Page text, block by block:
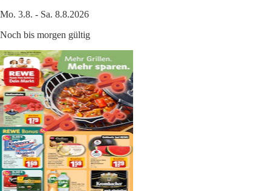
Mo. 3.8. - Sa. 8.8.2026
Noch bis morgen gültig